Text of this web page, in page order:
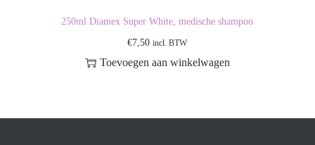
250ml Diamex Super White, medische shampoo
€7,50 incl. BTW
Toevoegen aan winkelwagen